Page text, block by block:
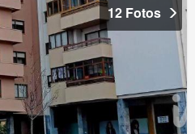
12 Fotos